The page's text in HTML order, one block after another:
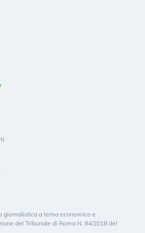
giornalistica a tema economico e
del Tribunale di Roma N. 84/2018 del